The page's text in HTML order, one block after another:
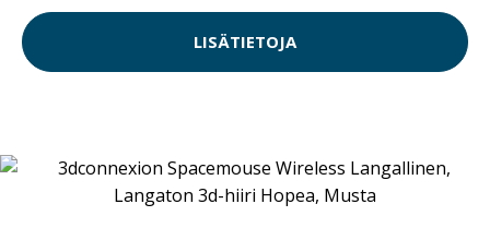
LISÄTIETOJA